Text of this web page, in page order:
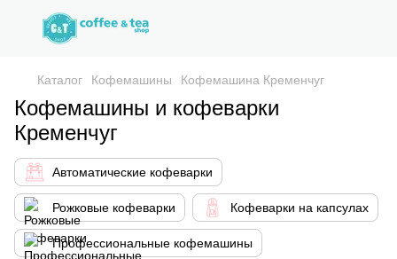
Каталог Кофемашины Кофемашина Кременчуг
Кофемашины и кофеварки
Кременчуг
Автоматические кофеварки
Рожковые кофеварки Кофеварки на капсулах
Профессиональные кофемашины